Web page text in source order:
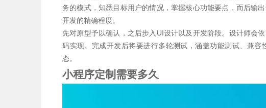
务的模式，知悉目标用户的情况，掌握核心功能要点，而后输
开发的精确程度。
先对原型予以确认，之后步入UI设计以及开发阶段。设计师会
码实现。完成开发后将要进行多轮测试，涵盖功能测试、兼
态。
小程序定制需要多久